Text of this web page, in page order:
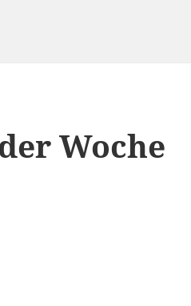
Woche